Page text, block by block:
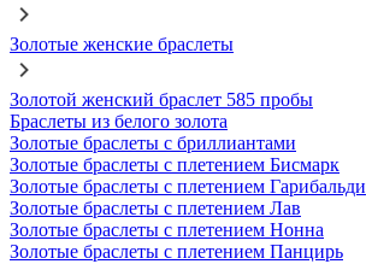
Золотые женские браслеты
Золотой женский браслет 585 пробы
Браслеты из белого золота
Золотые браслеты с бриллиантами
Золотые браслеты с плетением Бисмарк
Золотые браслеты с плетением Гарибальди
Золотые браслеты с плетением Лав
Золотые браслеты с плетением Нонна
Золотые браслеты с плетением Панцирь